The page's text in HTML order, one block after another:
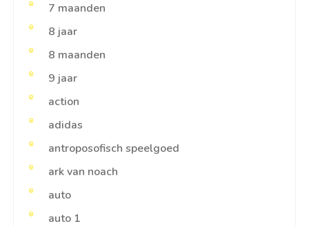
7 maanden
8 jaar
8 maanden
9 jaar
action
adidas
antroposofisch speelgoed
ark van noach
auto
auto 1